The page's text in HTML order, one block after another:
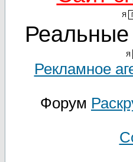
Я
Реальные
Я
Рекламное
Форум